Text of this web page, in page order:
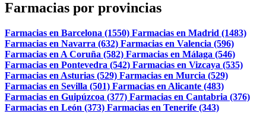
Farmacias por provincias
Farmacias en Barcelona (1550) Farmacias en Madrid (1483)
Farmacias en Navarra (632) Farmacias en Valencia (596)
Farmacias en A Coruña (582) Farmacias en Málaga (546)
Farmacias en Pontevedra (542) Farmacias en Vizcaya (535)
Farmacias en Asturias (529) Farmacias en Murcia (529)
Farmacias en Sevilla (501) Farmacias en Alicante (483)
Farmacias en Guipúzcoa (377) Farmacias en Cantabria (376)
Farmacias en León (373) Farmacias en Tenerife (343)